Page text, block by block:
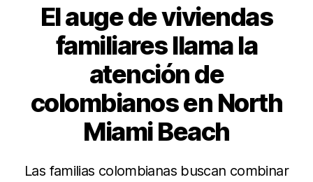
El auge de viviendas
familiares llama la
atención de
colombianos en North
Miami Beach
Las familias colombianas buscan combinar